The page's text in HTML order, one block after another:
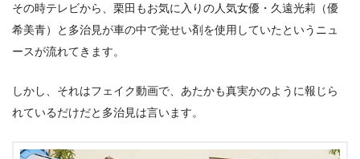
その時テレビから、栗田もお気に入りの人気女優・久遠光莉（優
希美青）と多治見が車の中で覚せい剤を使用していたというニュ
ースが流れてきます。
しかし、それはフェイク動画で、あたかも真実かのように報じら
れているだけだと多治見は言います。